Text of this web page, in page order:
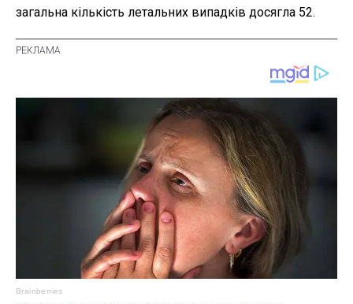
загальна кількість летальних випадків досягла 52.